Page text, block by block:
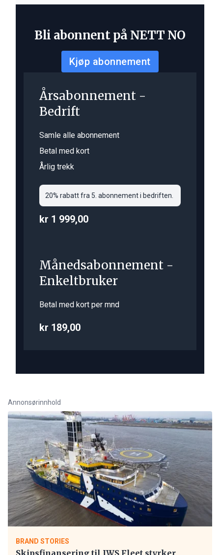
Bli abonnent på NETT NO
Kjøp abonnement
Årsabonnement -
Bedrift
Samle alle abonnement
Betal med kort
Årlig trekk
20% rabatt fra 5. abonnement i bedriften.
kr 1 999,00
Månedsabonnement -
Enkeltbruker
Betal med kort per mnd
kr 189,00
Annonsørinnhold
BRAND STORIES
Skipsfinansering til IWS Fleet styrker